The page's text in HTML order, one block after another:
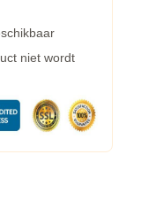
niet wordt